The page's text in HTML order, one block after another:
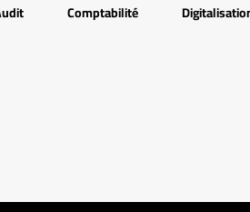
Comptabilité